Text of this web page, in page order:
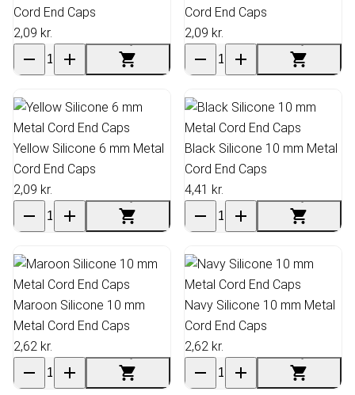
Cord End Caps
2,09 kr.
Cord End Caps
2,09 kr.
Yellow Silicone 6 mm Metal
Cord End Caps
2,09 kr.
Black Silicone 10 mm Metal
Cord End Caps
4,41 kr.
Maroon Silicone 10 mm
Metal Cord End Caps
2,62 kr.
Navy Silicone 10 mm Metal
Cord End Caps
2,62 kr.